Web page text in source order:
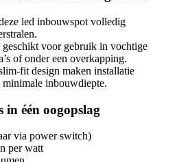
led inbouwspot volledig
geschikt voor gebruik in vochtige
of onder een overkapping.
fit design maken installatie
inbouwdiepte.
in één oogopslag
via power switch)
per watt